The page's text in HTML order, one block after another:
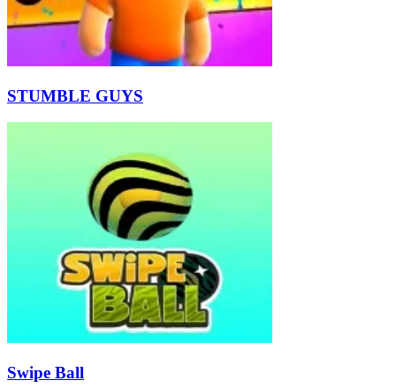
STUMBLE GUYS
Swipe Ball